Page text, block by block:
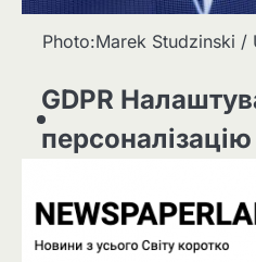
Photo:Marek Studzinski /
GDPR
персоналізацію